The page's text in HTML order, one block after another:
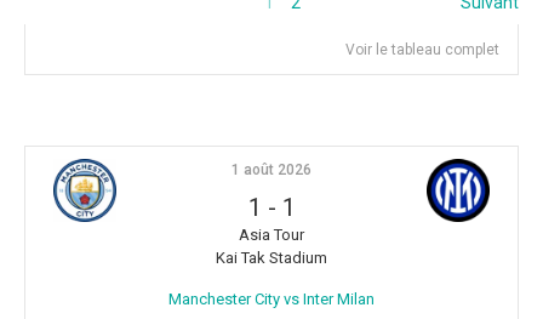
Voir le tableau complet
1 août 2026
1 - 1
Asia Tour
Kai Tak Stadium
Manchester City vs Inter Milan